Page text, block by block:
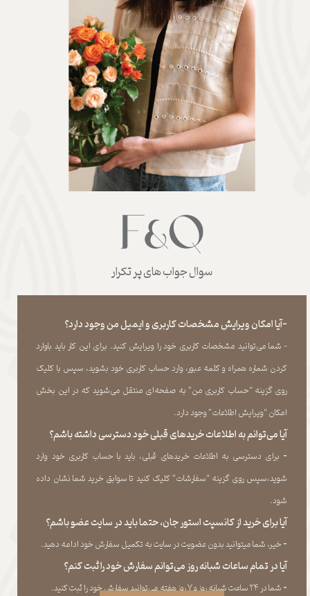
سوال جواب های پر تکرار
-آیا امکان ویرایش مشخصات کاربری و ایمیل من وجود دارد؟
- شما می‏‌توانید مشخصات کاربری خود را ویرایش کنید. برای این کار باید باوارد
کردن شماره همراه و کلمه عبور، وارد حساب کاربری خود بشوید، سپس با کلیک
روی گزینه “حساب کاربری من” به صفحه‏‌ای منتقل می‏‌شوید که در این بخش
امکان “ویرایش اطلاعات” وجود دارد.​​​​​​​
آیا می‌‏توانم به اطلاعات خریدهای قبلی خود دسترسی داشته باشم؟
​​​​​​​- برای دسترسی به اطلاعات خریدهای قبلی، باید با حساب کاربری خود وارد
شوید،سپس روی گزینه “سفارشات” کلیک کنید تا سوابق خرید شما نشان داده
‏شود.​​​​​​​
آیا برای خرید از کانسپت استور جان، حتما باید در سایت عضو باشم؟
​​​​​​​- خیر، شما میتوانید بدون عضویت در سایت به تکمیل سفارش خود ادامه دهید.​​​​​​​
آیا در تمام ساعات شبانه روز می‌توانم سفارش خود را ثبت کنم؟
​​​​​​​​​​​​​​- شما در ۲۴ ساعت شبانه روز و ۷ روز هفته می‌‏توانید سفارش خود را ثبت کنید.